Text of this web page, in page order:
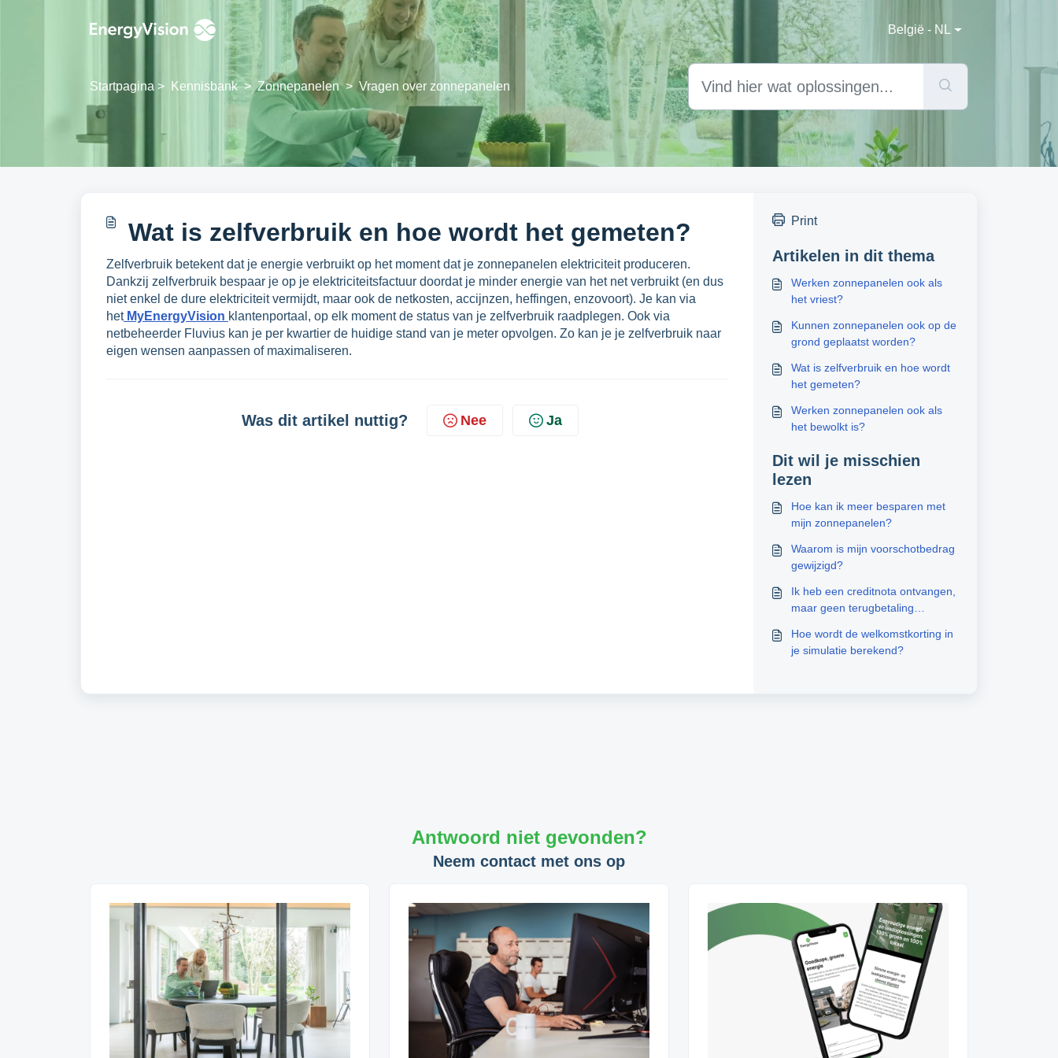
Doorgaan naar hoofdinhoud
België - NL
Startpagina > Kennisbank > Zonnepanelen > Vragen over zonnepanelen
Wat is zelfverbruik en hoe wordt het gemeten?
Zelfverbruik betekent dat je energie verbruikt op het moment dat je zonnepanelen elektriciteit produceren.
Dankzij zelfverbruik bespaar je op je elektriciteitsfactuur doordat je minder energie van het net verbruikt (en dus
niet enkel de dure elektriciteit vermijdt, maar ook de netkosten, accijnzen, heffingen, enzovoort). Je kan via
hetMyEnergyVision klantenportaal, op elk moment de status van je zelfverbruik raadplegen. Ook via
netbeheerder Fluvius kan je per kwartier de huidige stand van je meter opvolgen. Zo kan je je zelfverbruik naar
eigen wensen aanpassen of maximaliseren.
Was dit artikel nuttig? Nee Ja
Print
Artikelen in dit thema
Werken zonnepanelen ook als
het vriest?
Kunnen zonnepanelen ook op de
grond geplaatst worden?
Wat is zelfverbruik en hoe wordt
het gemeten?
Werken zonnepanelen ook als
het bewolkt is?
Dit wil je misschien
lezen
Hoe kan ik meer besparen met
mijn zonnepanelen?
Waarom is mijn voorschotbedrag
gewijzigd?
Ik heb een creditnota ontvangen,
maar geen terugbetaling
Hoe wordt de welkomstkorting in
je simulatie berekend?
Antwoord niet gevonden?
Neem contact met ons op